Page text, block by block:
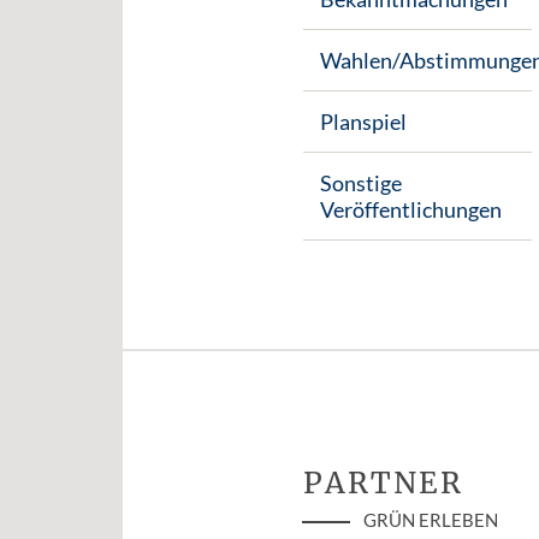
Wahlen/
Planspiel
Sonstige
Veröffentlichungen
PARTNER
GRÜN ERLEBEN